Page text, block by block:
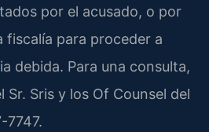
por el acusado, o por
fiscalía para proceder a
debida. Para una consulta,
Sr. Sris y los Of Counsel del
7747.